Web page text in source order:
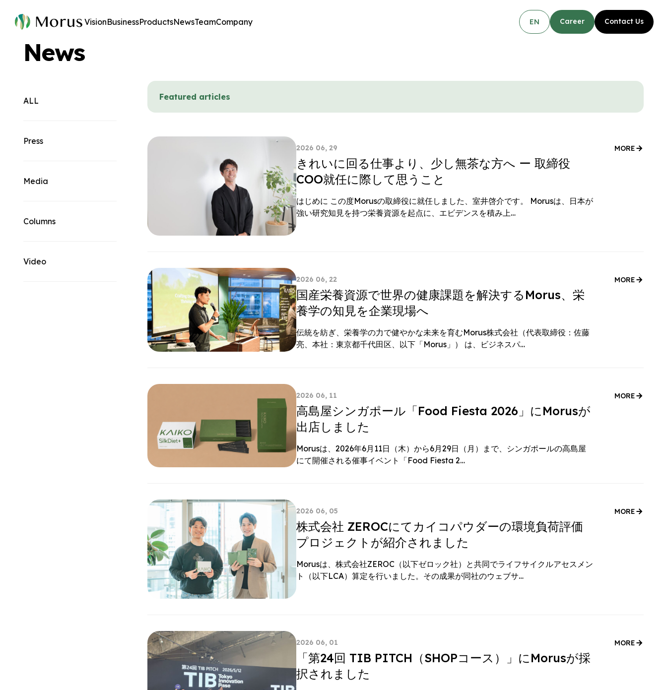
VisionBusinessProductsNewsTeamCompany EN Career Contact Us
News
ALL
Press
Media
Columns
Video
Featured articles
2026 06, 29
きれいに回る仕事より、少し無茶な方へ ー 取締役
COO就任に際して思うこと
はじめに この度Morusの取締役に就任しました、室井啓介です。 Morusは、日本が
強い研究知見を持つ栄養資源を起点に、エビデンスを積み上…
MORE
2026 06, 22
国産栄養資源で世界の健康課題を解決するMorus、栄
養学の知見を企業現場へ
伝統を紡ぎ、栄養学の力で健やかな未来を育むMorus株式会社（代表取締役：佐藤
亮、本社：東京都千代田区、以下「Morus」） は、ビジネスパ…
MORE
2026 06, 11
高島屋シンガポール「Food Fiesta 2026」にMorusが
出店しました
Morusは、2026年6月11日（木）から6月29日（月）まで、シンガポールの高島屋
にて開催される催事イベント「Food Fiesta 2…
MORE
2026 06, 05
株式会社 ZEROCにてカイコパウダーの環境負荷評価
プロジェクトが紹介されました
Morusは、株式会社ZEROC（以下ゼロック社）と共同でライフサイクルアセスメン
ト（以下LCA）算定を行いました。その成果が同社のウェブサ…
MORE
2026 06, 01
「第24回 TIB PITCH（SHOPコース）」にMorusが採
択されました
MORE